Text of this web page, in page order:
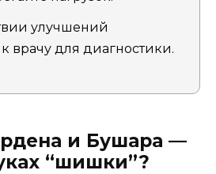
улучшений
врачу для диагностики.
и Бушара —
“шишки”?